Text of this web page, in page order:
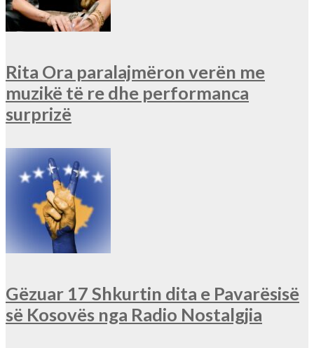
Rita Ora paralajmëron verën me
muzikë të re dhe performanca
surprizë
Gëzuar 17 Shkurtin dita e Pavarësisë
së Kosovës nga Radio Nostalgjia